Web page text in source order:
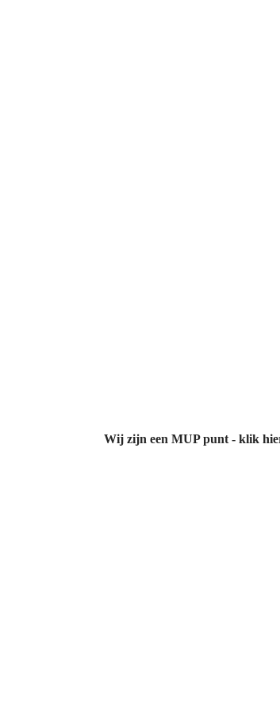
Wij zijn een MUP punt - klik